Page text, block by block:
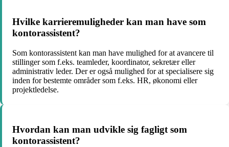
Hvilke karrieremuligheder kan man have som
kontorassistent?
Som kontorassistent kan man have mulighed for at avancere til
stillinger som f.eks. teamleder, koordinator, sekretær eller
administrativ leder. Der er også mulighed for at specialisere sig
inden for bestemte områder som f.eks. HR, økonomi eller
projektledelse.
Hvordan kan man udvikle sig fagligt som
kontorassistent?